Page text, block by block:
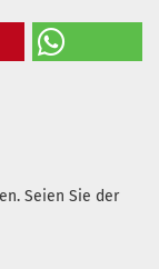
Seien Sie der